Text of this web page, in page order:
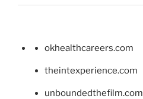
okhealthcareers.com
theintexperience.com
unboundedthefilm.com